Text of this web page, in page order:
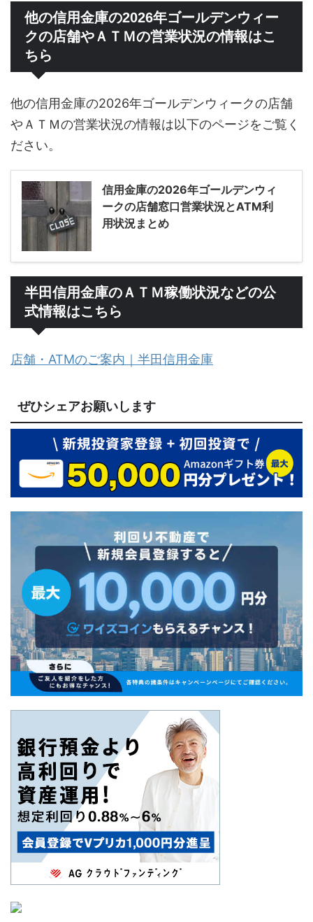
他の信用金庫の2026年ゴールデンウィー
クの店舗やＡＴＭの営業状況の情報はこ
ちら
他の信用金庫の2026年ゴールデンウィークの店舗
やＡＴＭの営業状況の情報は以下のページをご覧く
ださい。
信用金庫の2026年ゴールデンウィ
ークの店舗窓口営業状況とATM利
用状況まとめ
半田信用金庫のＡＴＭ稼働状況などの公
式情報はこちら
店舗・ATMのご案内｜半田信用金庫
ぜひシェアお願いします